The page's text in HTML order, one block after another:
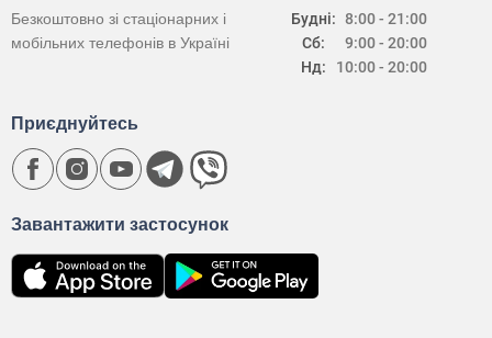
Будні:
Сб:
Нд:
8:00 - 21:00
9:00 - 20:00
10:00 - 20:00
Безкоштовно зі стаціонарних і
мобільних телефонів в Україні
Завантажити застосунок
Приєднуйтесь